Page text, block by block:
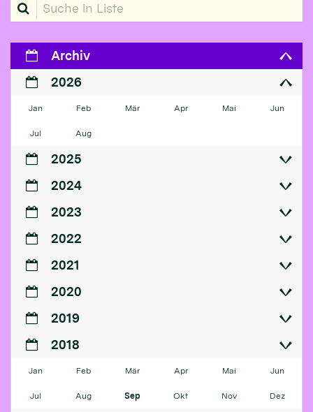
Archiv
2026
Jan Feb Mär Apr Mai Jun
Jul Aug
2025
2024
2023
2022
2021
2020
2019
2018
Jan Feb Mär Apr Mai Jun
Jul Aug Sep Okt Nov Dez